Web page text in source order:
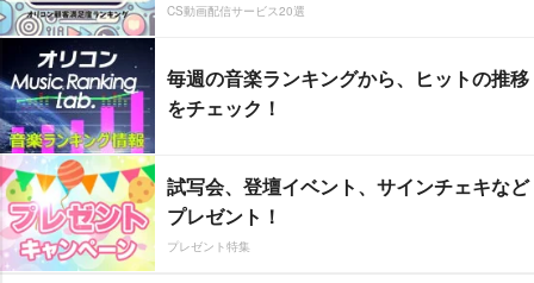
CS動画配信サービス20選
毎週の音楽ランキングから、ヒットの推移
をチェック！
試写会、登壇イベント、サインチェキなど
プレゼント！
プレゼント特集